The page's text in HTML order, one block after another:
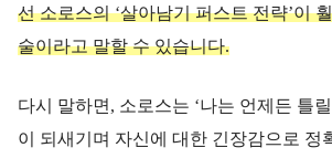
선 소로스의 ‘살아남기 퍼스트 전략’이
술이라고 말할 수 있습니다.
다시 말하면, 소로스는 ‘나는 언제든 틀
이 되새기며 자신에 대한 긴장감으로 정